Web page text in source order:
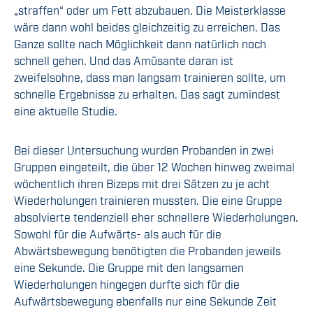
„straffen“ oder um Fett abzubauen. Die Meisterklasse
wäre dann wohl beides gleichzeitig zu erreichen. Das
Ganze sollte nach Möglichkeit dann natürlich noch
schnell gehen. Und das Amüsante daran ist
zweifelsohne, dass man langsam trainieren sollte, um
schnelle Ergebnisse zu erhalten. Das sagt zumindest
eine aktuelle Studie.
Bei dieser Untersuchung wurden Probanden in zwei
Gruppen eingeteilt, die über 12 Wochen hinweg zweimal
wöchentlich ihren Bizeps mit drei Sätzen zu je acht
Wiederholungen trainieren mussten. Die eine Gruppe
absolvierte tendenziell eher schnellere Wiederholungen.
Sowohl für die Aufwärts- als auch für die
Abwärtsbewegung benötigten die Probanden jeweils
eine Sekunde. Die Gruppe mit den langsamen
Wiederholungen hingegen durfte sich für die
Aufwärtsbewegung ebenfalls nur eine Sekunde Zeit